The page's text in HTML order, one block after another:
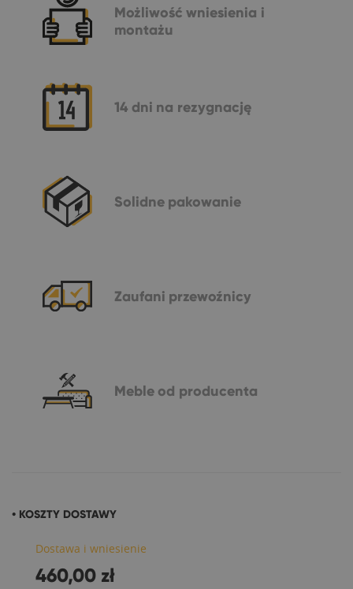
Możliwość wniesienia i
montażu
14 dni na rezygnację
Solidne pakowanie
Zaufani przewoźnicy
Meble od producenta
• KOSZTY DOSTAWY
Dostawa i wniesienie
460,00 zł